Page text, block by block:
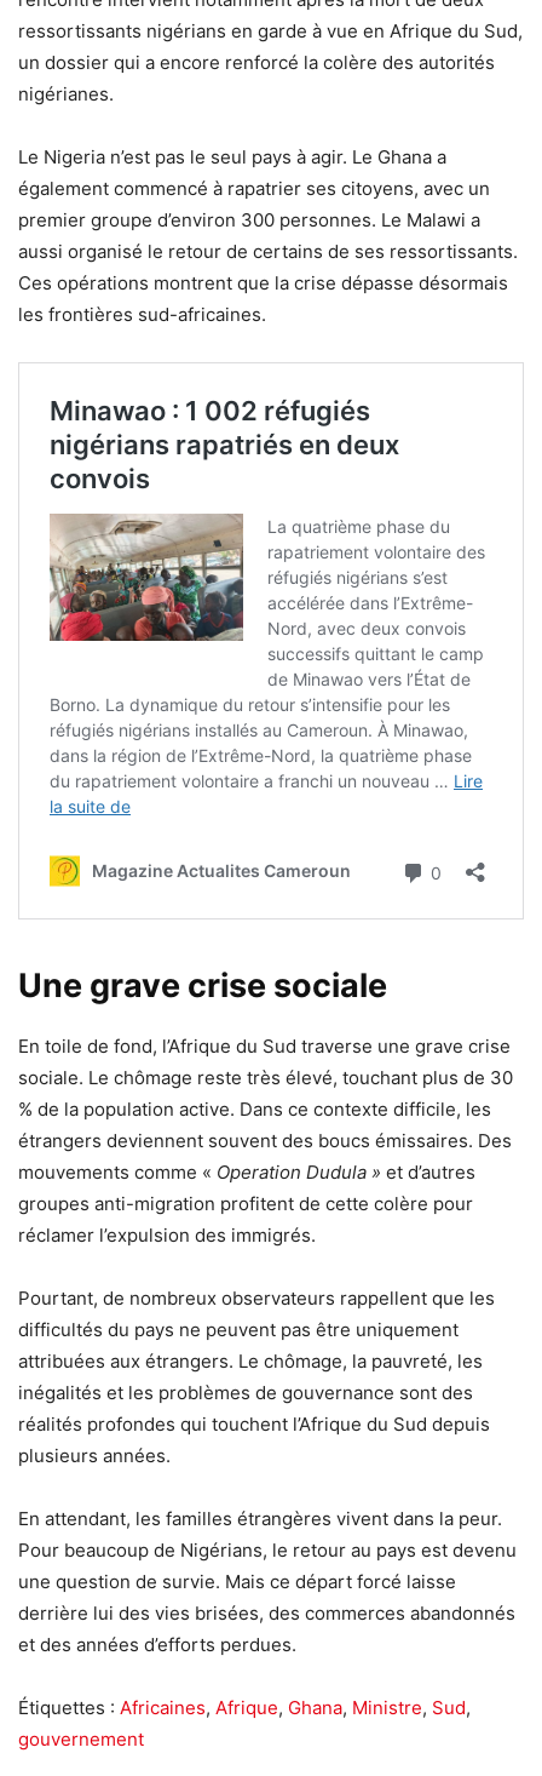
ressortissants nigérians en garde à vue en Afrique du Sud,
un dossier qui a encore renforcé la colère des autorités
nigérianes.
Le Nigeria n’est pas le seul pays à agir. Le Ghana a
également commencé à rapatrier ses citoyens, avec un
premier groupe d’environ 300 personnes. Le Malawi a
aussi organisé le retour de certains de ses ressortissants.
Ces opérations montrent que la crise dépasse désormais
les frontières sud-africaines.
Une grave crise sociale
En toile de fond, l’Afrique du Sud traverse une grave crise
sociale. Le chômage reste très élevé, touchant plus de 30
% de la population active. Dans ce contexte difficile, les
étrangers deviennent souvent des boucs émissaires. Des
mouvements comme « Operation Dudula » et d’autres
groupes anti-migration profitent de cette colère pour
réclamer l’expulsion des immigrés.
Pourtant, de nombreux observateurs rappellent que les
difficultés du pays ne peuvent pas être uniquement
attribuées aux étrangers. Le chômage, la pauvreté, les
inégalités et les problèmes de gouvernance sont des
réalités profondes qui touchent l’Afrique du Sud depuis
plusieurs années.
En attendant, les familles étrangères vivent dans la peur.
Pour beaucoup de Nigérians, le retour au pays est devenu
une question de survie. Mais ce départ forcé laisse
derrière lui des vies brisées, des commerces abandonnés
et des années d’efforts perdues.
Étiquettes : Africaines, Afrique, Ghana, Ministre, Sud,
gouvernement